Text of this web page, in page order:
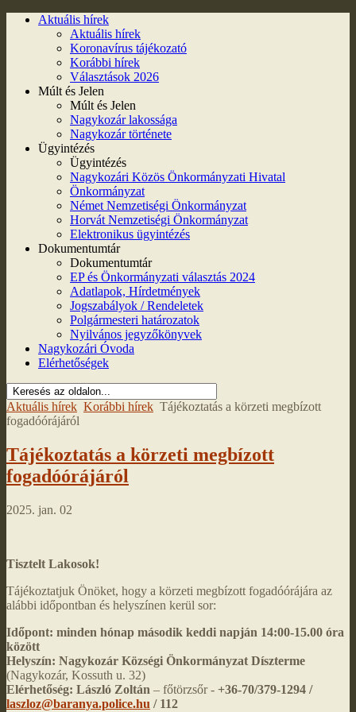
Aktuális hírek
Aktuális hírek
Koronavírus tájékozató
Korábbi hírek
Választások 2026
Múlt és Jelen
Múlt és Jelen
Nagykozár lakossága
Nagykozár története
Ügyintézés
Ügyintézés
Nagykozári Közös Önkormányzati Hivatal
Önkormányzat
Német Nemzetiségi Önkormányzat
Horvát Nemzetiségi Önkormányzat
Elektronikus ügyintézés
Dokumentumtár
Dokumentumtár
EP és Önkormányzati választás 2024
Adatlapok, Hírdetmények
Jogszabályok / Rendeletek
Polgármesteri határozatok
Nyilvános jegyzőkönyvek
Nagykozári Óvoda
Elérhetőségek
Aktuális hírek Korábbi hírek Tájékoztatás a körzeti megbízott
fogadóórájáról
Tájékoztatás a körzeti megbízott
fogadóórájáról
2025. jan. 02
Tisztelt Lakosok!
Tájékoztatjuk Önöket, hogy a körzeti megbízott fogadóórájára az
alábbi időpontban és helyszínen kerül sor:
Időpont: minden hónap második keddi napján 14:00-15.00 óra
között
Helyszín: Nagykozár Községi Önkormányzat Díszterme
(Nagykozár, Kossuth u. 32)
Elérhetőség: László Zoltán – főtörzsőr - +36-70/379-1294 /
laszloz@baranya.police.hu / 112